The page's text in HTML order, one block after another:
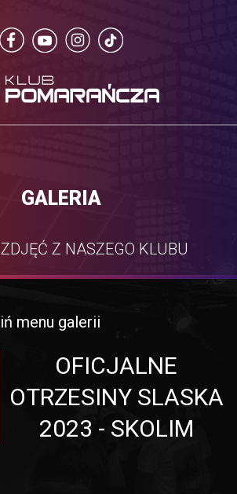
GALERIA
Z NASZEGO KLUBU
menu galerii
OFICJALNE
OTRZESINY SLASKA
2023 - SKOLIM